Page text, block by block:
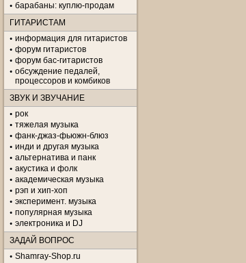
барабаны: куплю-продам
ГИТАРИСТАМ
информация для гитаристов
форум гитаристов
форум бас-гитаристов
обсуждение педалей,
процессоров и комбиков
ЗВУК И ЗВУЧАНИЕ
рок
тяжелая музыка
фанк-джаз-фьюжн-блюз
инди и другая музыка
альтернатива и панк
акустика и фолк
академическая музыка
рэп и хип-хоп
эксперимент. музыка
популярная музыка
электроника и DJ
ЗАДАЙ ВОПРОС
Shamray-Shop.ru